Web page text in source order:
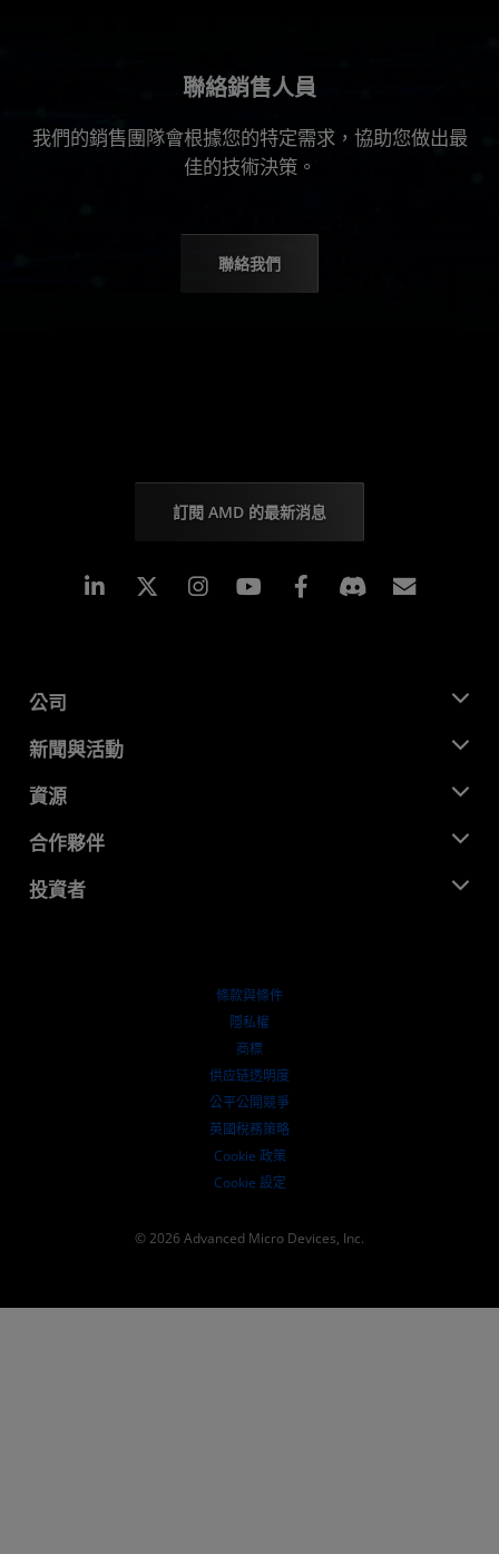
聯絡銷售人員
我們的銷售團隊會根據您的特定需求，協助您做出最
佳的技術決策。
聯絡我們
訂閱 AMD 的最新消息
Linkedin Instagram Facebook
公司
關於 AMD
企業責任
招聘
聯絡我們
新聞與活動
新聞室
媒體庫
資源
開發者中心
案例研究
合作夥伴
AMD 合作夥伴中心
投資者
條款與條件
隱私權
商標
供应链透明度
公平公開競爭
英國稅務策略
Cookie 政策
Cookie 設定
© 2026 Advanced Micro Devices, Inc.